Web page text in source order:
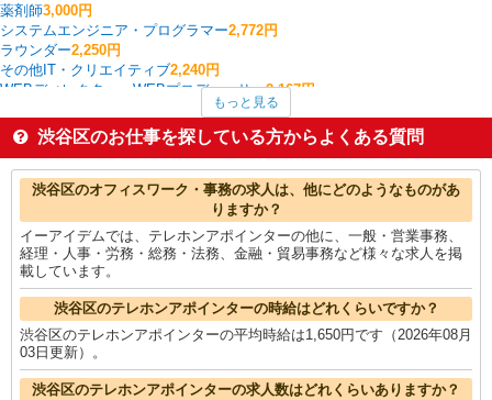
薬剤師3,000円
システムエンジニア・プログラマー2,772円
ラウンダー2,250円
その他IT・クリエイティブ2,240円
WEBディレクター・WEBプロデューサー2,167円
ルートセールス2,100円
英会話・語学関連2,070円
ヘルプデスク・ユーザーサポート2,000円
渋谷区の他の職種の平均時給を見る
もっと見る
渋谷区のお仕事を探している方からよくある質問
渋谷区のオフィスワーク・事務の求人は、他にどのようなものがあ
りますか？
イーアイデムでは、テレホンアポインターの他に、一般・営業事務、
経理・人事・労務・総務・法務、金融・貿易事務など様々な求人を掲
載しています。
渋谷区のテレホンアポインターの時給はどれくらいですか？
渋谷区のテレホンアポインターの平均時給は1,650円です（2026年08月
03日更新）。
渋谷区のテレホンアポインターの求人数はどれくらいありますか？